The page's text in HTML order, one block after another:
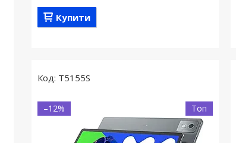
Купити
T5155S
Топ
–12%